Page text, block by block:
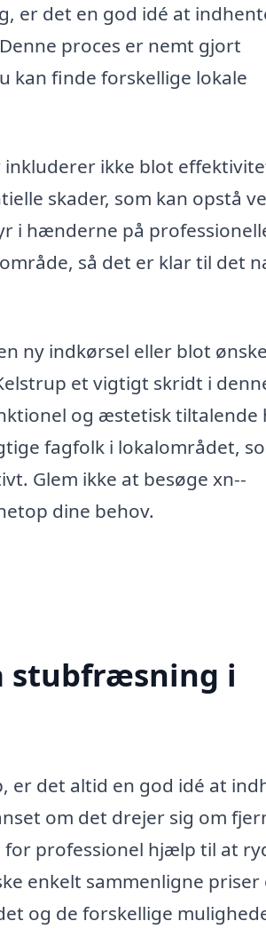
er det en god idé at
proces er nemt gjort
kan finde forskellige lokale
ikke blot
skader, som kan opstå
i hænderne på
så det er klar til det
ny indkørsel eller blot
et vigtigt skridt i
og æstetisk tiltalende
fagfolk i lokalområdet,
Glem ikke at besøge xn--
dine behov.
stubfræsning i
det altid en god idé at
om det drejer sig om
professionel hjælp til at
enkelt sammenligne priser
og de forskellige